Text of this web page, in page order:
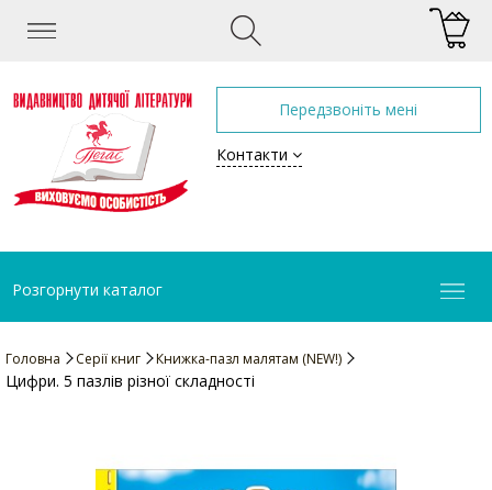
Передзвоніть мені
Контакти
Розгорнути каталог
Головна Серії книг Книжка-пазл малятам (NEW!)
Цифри. 5 пазлів різної складності